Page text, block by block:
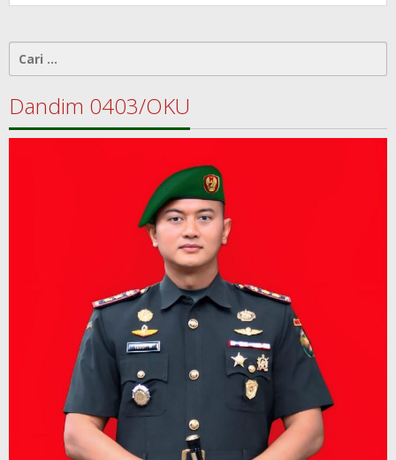
Cari
untuk:
Dandim 0403/OKU